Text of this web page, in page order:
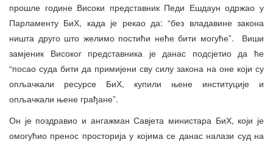
прошле године Високи представник Педи Ешдаун одржао у
Парламенту БиХ, када је рекао да: “без владавине закона
ништа друго што желимо постићи неће бити могуће”. Виши
замјеник Високог представника је данас подсјетио да ће
“посао суда бити да примијени сву силу закона на оне који су
опљачкали ресурсе БиХ, купили њене институције и
опљачкали њене грађане”.
Он је поздравио и ангажман Савјета министара БиХ, који је
омогућио пренос просторија у којима се данас налази суд на